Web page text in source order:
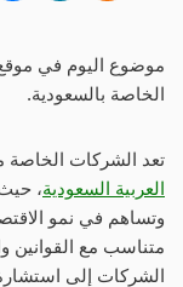
موضوع اليوم في
الخاصة بالسعودية.
تعد الشركات الخاصة
العربية السعودية،
وتساهم في نمو
متناسب مع القوانين
الشركات إلى